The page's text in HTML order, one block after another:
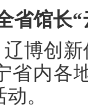
省馆长
博创
省内各
。